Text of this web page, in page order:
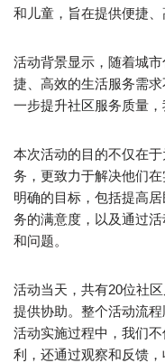
和儿童，旨在提供便捷、
活动背景显示，随着城
捷、高效的生活服务需
一步提升社区服务质量，
本次活动的目的不仅在
务，更致力于解决他们
明确的目标，包括提高
务的满意度，以及通过
和问题。
活动当天，共有20位社
提供协助。整个活动流
活动实施过程中，我们
利，还通过观察和反馈，